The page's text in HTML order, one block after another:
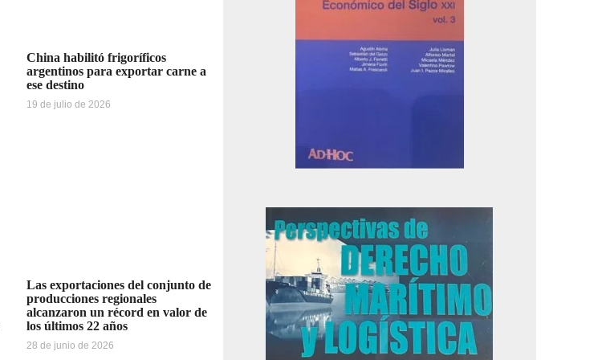
China habilitó frigoríficos
argentinos para exportar carne a
ese destino
19 de julio de 2026
Las exportaciones del conjunto de
producciones regionales
alcanzaron un récord en valor de
los últimos 22 años
28 de junio de 2026